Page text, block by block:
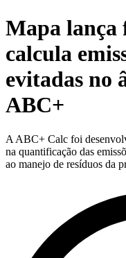
Mapa lança
calcula
evitadas no
ABC+
A ABC+ Calc foi
na quantificação das
ao manejo de resíduos da